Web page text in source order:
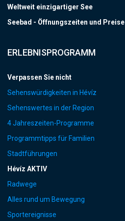
Weltweit einzigartiger See
Seebad - Öffnungszeiten und Preise
ERLEBNISPROGRAMM
Verpassen Sie nicht
Sehenswürdigkeiten in Hévíz
Sehenswertes in der Region
4 Jahreszeiten-Programme
Programmtipps für Familien
Stadtführungen
Hévíz AKTIV
Radwege
Alles rund um Bewegung
Sportereignisse